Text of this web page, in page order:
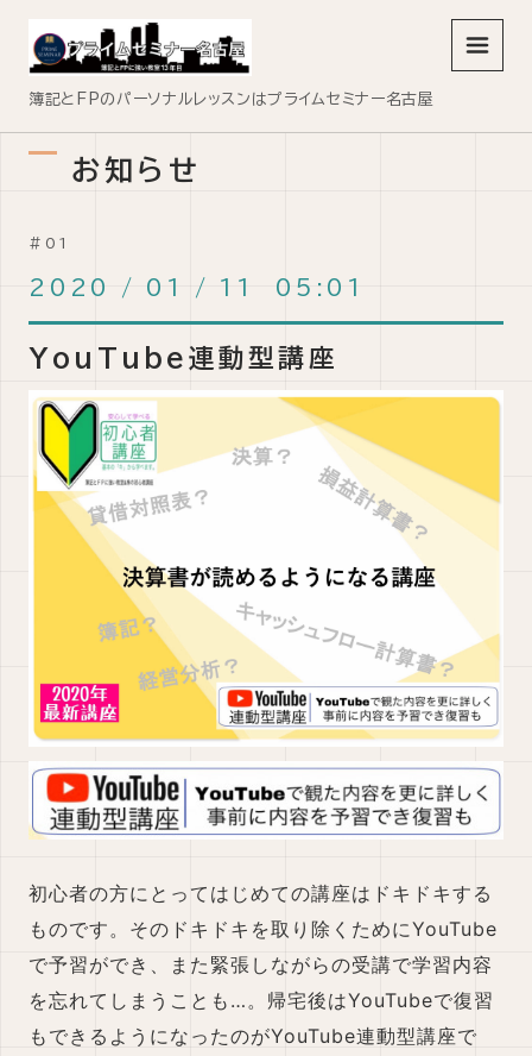
簿記とFPのパーソナルレッスンはプライムセミナー名古屋
メニュ
お知らせ
2020 / 01 / 11 05:01
YouTube連動型講座
初心者の方にとってはじめての講座はドキドキする
ものです。そのドキドキを取り除くためにYouTube
で予習ができ、また緊張しながらの受講で学習内容
を忘れてしまうことも…。帰宅後はYouTubeで復習
もできるようになったのがYouTube連動型講座で